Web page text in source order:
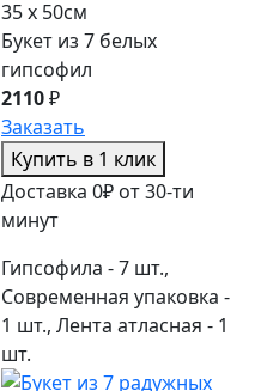
35 x 50см
Букет из 7 белых
гипсофил
2110₽
Заказать
Купить в 1 клик
Доставка 0₽ от 30-ти
минут
Гипсофила - 7 шт.,
Современная упаковка -
1 шт., Лента атласная - 1
шт.